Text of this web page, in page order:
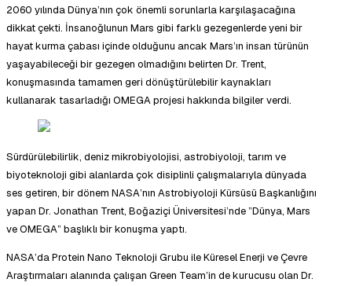
2060 yılında Dünya’nın çok önemli sorunlarla karşılaşacağına
dikkat çekti. İnsanoğlunun Mars gibi farklı gezegenlerde yeni bir
hayat kurma çabası içinde olduğunu ancak Mars’ın insan türünün
yaşayabileceği bir gezegen olmadığını belirten Dr. Trent,
konuşmasında tamamen geri dönüştürülebilir kaynakları
kullanarak tasarladığı OMEGA projesi hakkında bilgiler verdi.
Sürdürülebilirlik, deniz mikrobiyolojisi, astrobiyoloji, tarım ve
biyoteknoloji gibi alanlarda çok disiplinli çalışmalarıyla dünyada
ses getiren, bir dönem NASA’nın Astrobiyoloji Kürsüsü Başkanlığını
yapan Dr. Jonathan Trent, Boğaziçi Üniversitesi’nde ”Dünya, Mars
ve OMEGA” başlıklı bir konuşma yaptı.
NASA’da Protein Nano Teknoloji Grubu ile Küresel Enerji ve Çevre
Araştırmaları alanında çalışan Green Team’in de kurucusu olan Dr.